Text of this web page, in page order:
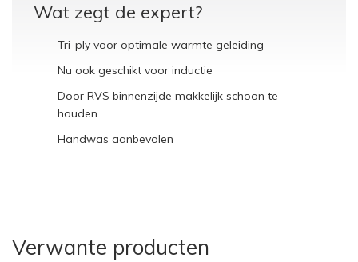
Wat zegt de expert?
Tri-ply voor optimale warmte geleiding
Nu ook geschikt voor inductie
Door RVS binnenzijde makkelijk schoon te
houden
Handwas aanbevolen
Verwante producten